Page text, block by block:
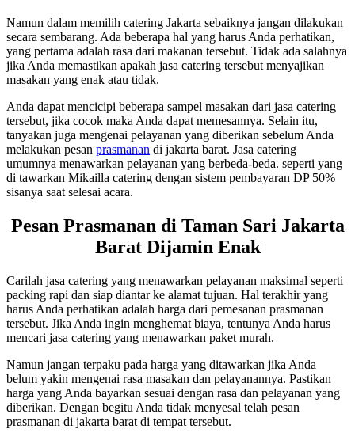
Namun dalam memilih catering Jakarta sebaiknya jangan dilakukan
secara sembarang. Ada beberapa hal yang harus Anda perhatikan,
yang pertama adalah rasa dari makanan tersebut. Tidak ada salahnya
jika Anda memastikan apakah jasa catering tersebut menyajikan
masakan yang enak atau tidak.
Anda dapat mencicipi beberapa sampel masakan dari jasa catering
tersebut, jika cocok maka Anda dapat memesannya. Selain itu,
tanyakan juga mengenai pelayanan yang diberikan sebelum Anda
melakukan pesan prasmanan di jakarta barat. Jasa catering
umumnya menawarkan pelayanan yang berbeda-beda. seperti yang
di tawarkan Mikailla catering dengan sistem pembayaran DP 50%
sisanya saat selesai acara.
Pesan Prasmanan di Taman Sari Jakarta
Barat Dijamin Enak
Carilah jasa catering yang menawarkan pelayanan maksimal seperti
packing rapi dan siap diantar ke alamat tujuan. Hal terakhir yang
harus Anda perhatikan adalah harga dari pemesanan prasmanan
tersebut. Jika Anda ingin menghemat biaya, tentunya Anda harus
mencari jasa catering yang menawarkan paket murah.
Namun jangan terpaku pada harga yang ditawarkan jika Anda
belum yakin mengenai rasa masakan dan pelayanannya. Pastikan
harga yang Anda bayarkan sesuai dengan rasa dan pelayanan yang
diberikan. Dengan begitu Anda tidak menyesal telah pesan
prasmanan di jakarta barat di tempat tersebut.